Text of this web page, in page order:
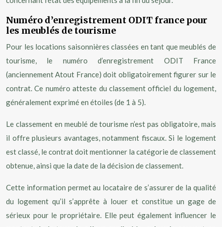
Numéro d’enregistrement ODIT france pour
les meublés de tourisme
Pour les locations saisonnières classées en tant que meublés de
tourisme, le numéro d’enregistrement ODIT France
(anciennement Atout France) doit obligatoirement figurer sur le
contrat. Ce numéro atteste du classement officiel du logement,
généralement exprimé en étoiles (de 1 à 5).
Le classement en meublé de tourisme n’est pas obligatoire, mais
il offre plusieurs avantages, notamment fiscaux. Si le logement
est classé, le contrat doit mentionner la catégorie de classement
obtenue, ainsi que la date de la décision de classement.
Cette information permet au locataire de s’assurer de la qualité
du logement qu’il s’apprête à louer et constitue un gage de
sérieux pour le propriétaire. Elle peut également influencer le